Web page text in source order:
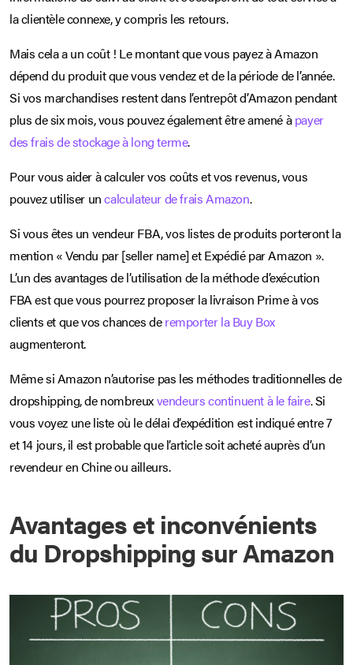
la clientèle connexe, y compris les retours.
Mais cela a un coût ! Le montant que vous payez à Amazon
dépend du produit que vous vendez et de la période de l’année.
Si vos marchandises restent dans l’entrepôt d’Amazon pendant
plus de six mois, vous pouvez également être amené àpayer
des frais de stockage à long terme.
Pour vous aider à calculer vos coûts et vos revenus, vous
pouvez utiliser uncalculateur de frais Amazon.
Si vous êtes un vendeur FBA, vos listes de produits porteront la
mention « Vendu par [seller name] et Expédié par Amazon ».
L’un des avantages de l’utilisation de la méthode d’exécution
FBA est que vous pourrez proposer la livraison Prime à vos
clients et que vos chances deremporter la Buy Box
augmenteront.
Même si Amazon n’autorise pas les méthodes traditionnelles de
dropshipping, de nombreuxvendeurs continuent à le faire. Si
vous voyez une liste où le délai d’expédition est indiqué entre 7
et 14 jours, il est probable que l’article soit acheté auprès d’un
revendeur en Chine ou ailleurs.
Avantages et inconvénients
du Dropshipping sur Amazon